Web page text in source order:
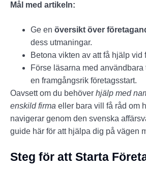
Mål med artikeln:
Ge en översikt över
dess utmaningar.
Betona vikten av att få hjälp vid
Förse läsarna med
en framgångsrik företagsstart.
Oavsett om du behöver hjälp med
enskild firma eller bara vill få råd om
navigerar genom den svenska
guide här för att hjälpa dig på vägen
Steg för att Starta